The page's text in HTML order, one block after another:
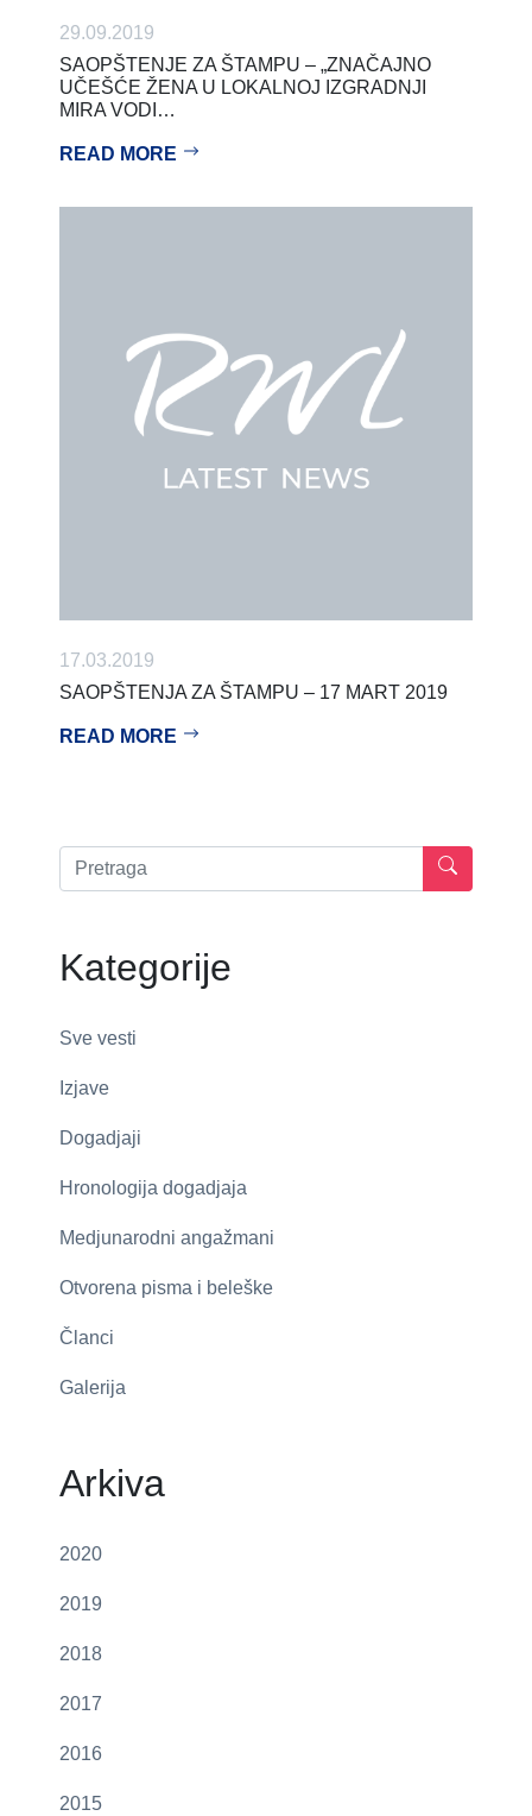
29.09.2019
SAOPŠTENJE ZA ŠTAMPU – „ZNAČAJNO
UČEŠĆE ŽENA U LOKALNOJ IZGRADNJI
MIRA VODI…
READ MORE
17.03.2019
SAOPŠTENJA ZA ŠTAMPU – 17 MART 2019
READ MORE
Kategorije
Sve vesti
Izjave
Dogadjaji
Hronologija dogadjaja
Medjunarodni angažmani
Otvorena pisma i beleške
Članci
Galerija
Arkiva
2020
2019
2018
2017
2016
2015